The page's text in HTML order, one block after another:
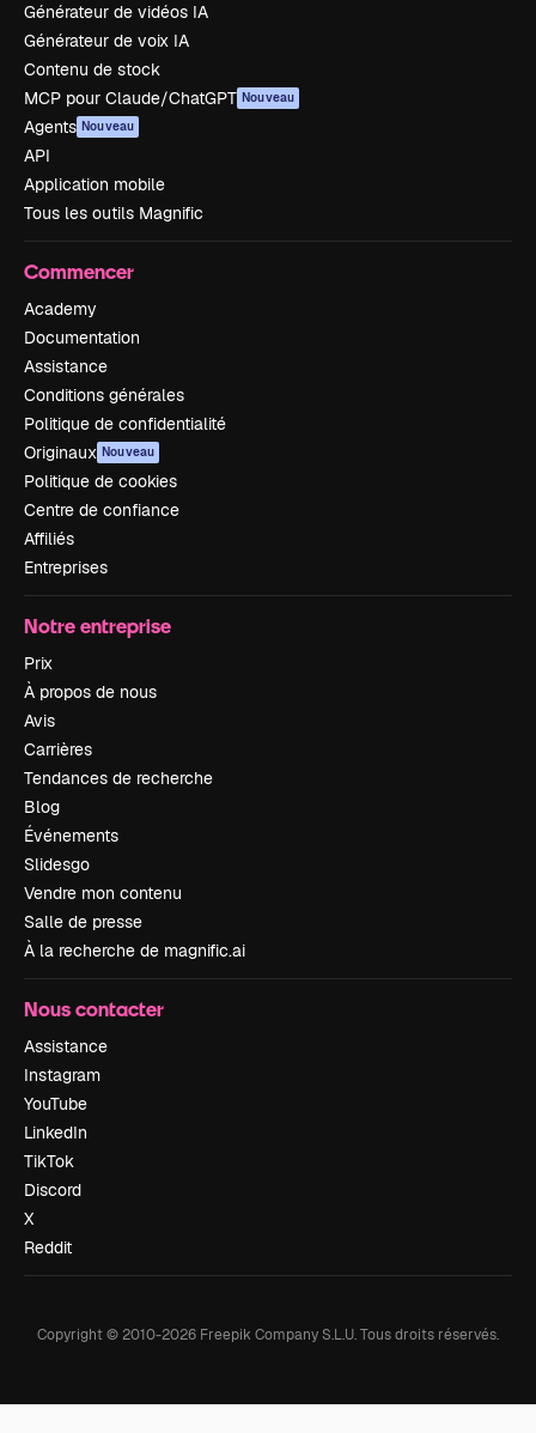
Générateur de vidéos IA
Générateur de voix IA
Contenu de stock
MCP pour Claude/ChatGPT Nouveau
Agents Nouveau
API
Application mobile
Tous les outils Magnific
Commencer
Academy
Documentation
Assistance
Conditions générales
Politique de confidentialité
Originaux Nouveau
Politique de cookies
Centre de confiance
Affiliés
Entreprises
Notre entreprise
Prix
À propos de nous
Avis
Carrières
Tendances de recherche
Blog
Événements
Slidesgo
Vendre mon contenu
Salle de presse
À la recherche de magnific.ai
Nous contacter
Assistance
Instagram
YouTube
LinkedIn
TikTok
Discord
X
Reddit
Copyright © 2010-2026 Freepik Company S.L.U.Tous droits réservés.